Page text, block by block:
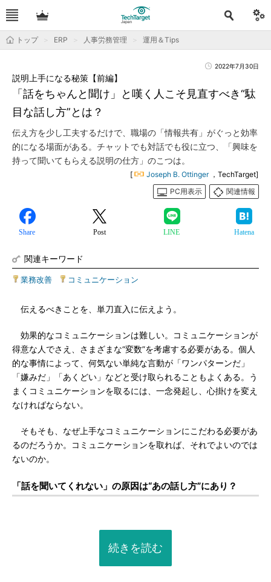
トップ ERP 人事労務管理 運用＆Tips
2022年7月30日
「話をちゃんと聞け」と嘆く人こそ見直すべき“駄
目な話し方”とは？
説明上手になる秘策【前編】
伝え方を少し工夫するだけで、職場の「情報共有」がぐっと効率
的になる場面がある。チャットでも対話でも役に立つ、「興味を
持って聞いてもらえる説明の仕方」のこつは。
[ Joseph B. Ottinger ，TechTarget]
PC用表示
関連情報
Share Post LINE Hatena
関連キーワード
業務改善 コミュニケーション
伝えるべきことを、単刀直入に伝えよう。
効果的なコミュニケーションは難しい。コミュニケーションが
得意な人でさえ、さまざまな“変数”を考慮する必要がある。個人
的な事情によって、何気ない単純な言動が「ワンパターンだ」
「嫌みだ」「あくどい」などと受け取られることもよくある。う
まくコミュニケーションを取るには、一念発起し、心掛けを変え
なければならない。
そもそも、なぜ上手なコミュニケーションにこだわる必要があ
るのだろうか。コミュニケーションを取れば、それでよいのでは
ないのか。
「話を聞いてくれない」の原因は“あの話し方”にあり？
続きを読む